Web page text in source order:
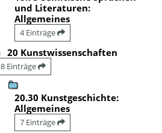
und Literaturen:
Allgemeines
4 Einträge
20 Kunstwissenschaften
8 Einträge
20.30 Kunstgeschichte:
Allgemeines
7 Einträge